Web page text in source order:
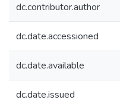
dc.contributor.author
dc.date.accessioned
dc.date.available
dc.date.issued